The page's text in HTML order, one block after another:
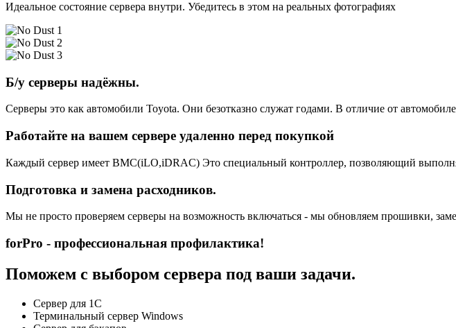
Идеальное состояние сервера внутри. Убедитесь в этом на реальных фотографиях
Б/у серверы надёжны.
Серверы это как автомобили Toyota. Они безотказно служат годами. В отличие от
Работайте на вашем сервере удаленно перед покупкой
Каждый сервер имеет BMC(iLO,iDRAC) Это специальный контроллер, позволяющий
Подготовка и замена расходников.
Мы не просто проверяем серверы на возможность включаться - мы обновляем прошивки,
forPro - профессиональная профилактика!
Поможем с выбором сервера под ваши задачи.
Сервер для 1С
Терминальный сервер Windows